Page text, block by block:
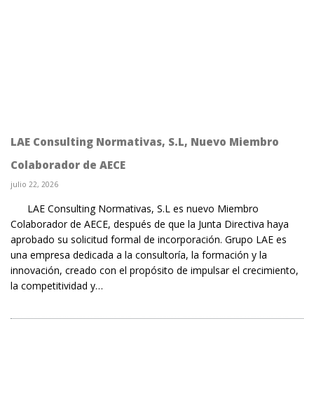
LAE Consulting Normativas, S.L, Nuevo Miembro
Colaborador de AECE
julio 22, 2026
LAE Consulting Normativas, S.L es nuevo Miembro
Colaborador de AECE, después de que la Junta Directiva haya
aprobado su solicitud formal de incorporación. Grupo LAE es
una empresa dedicada a la consultoría, la formación y la
innovación, creado con el propósito de impulsar el crecimiento,
la competitividad y…